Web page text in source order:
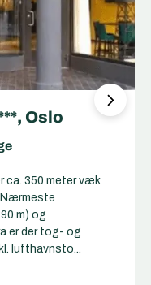
Oslo
ca. 350 meter væk
Nærmeste
m) og
er der tog- og
lufthavnsto...